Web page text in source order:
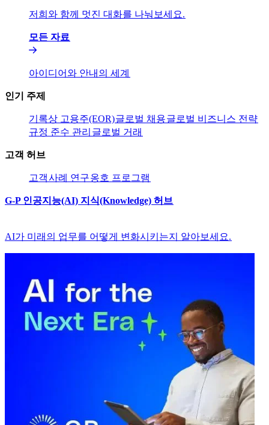
저희와 함께 멋진 대화를 나눠보세요.​​
모든 자료​​
아이디어와 안내의 세계​​
인기 주제​​
기록상 고용주(EOR)​​글로벌 채용​​글로벌 비즈니스 전략​​
규정 준수 관리​​ 글로벌 거래​​
고객 허브​​
고객​​사례 연구​​옹호 프로그램​​
G-P 인공지능(AI) 지식(Knowledge) 허브​​
AI가 미래의 업무를 어떻게 변화시키는지 알아보세요.​​